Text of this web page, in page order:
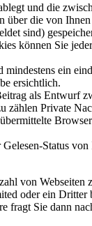
und die
die von
sind)
können Sie
ein
ersichtlich.
als Entwurf
zählen Private
Status
von Webseiten
oder ein Dritter
fragt Sie dann